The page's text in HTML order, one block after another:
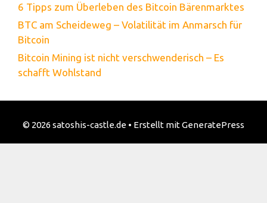
6 Tipps zum Überleben des Bitcoin Bärenmarktes
BTC am Scheideweg – Volatilität im Anmarsch für
Bitcoin
Bitcoin Mining ist nicht verschwenderisch – Es
schafft Wohlstand
© 2026 satoshis-castle.de • Erstellt mitGeneratePress